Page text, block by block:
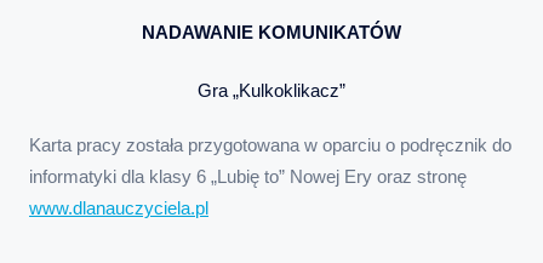
NADAWANIE KOMUNIKATÓW
Gra „Kulkoklikacz”
Karta pracy została przygotowana w oparciu o podręcznik do
informatyki dla klasy 6 „Lubię to” Nowej Ery oraz stronę
www.dlanauczyciela.pl